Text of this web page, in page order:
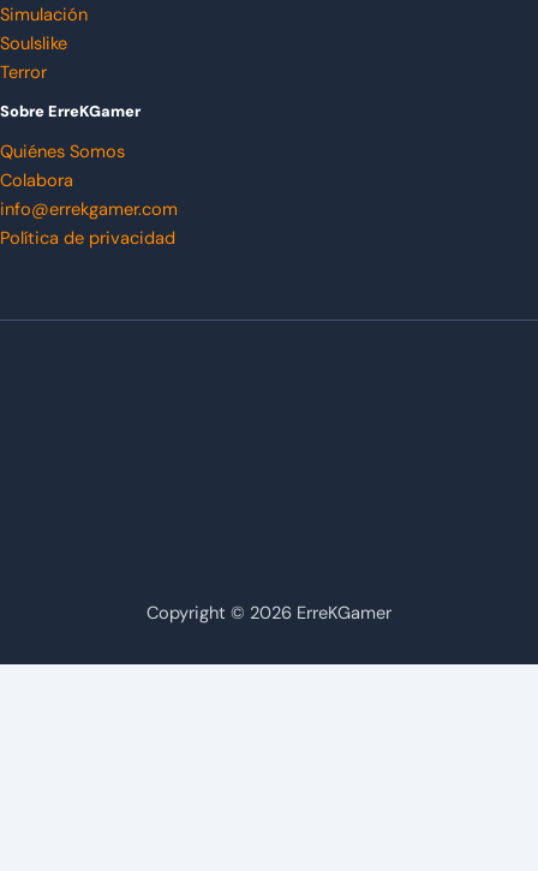
Simulación
Soulslike
Terror
Sobre ErreKGamer
Quiénes Somos
Colabora
info@errekgamer.com
Política de privacidad
Copyright © 2026 ErreKGamer